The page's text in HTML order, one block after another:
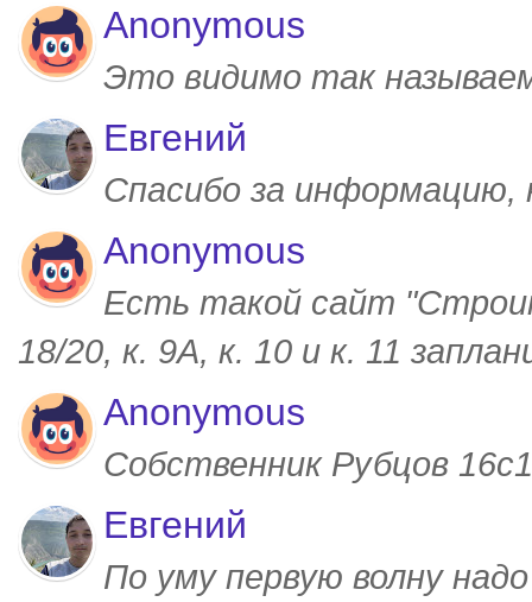
Anonymous
Это видимо так
Евгений
Спасибо за
Anonymous
Есть такой сайт
18/20, к. 9А, к. 10 и к. 11
Anonymous
Собственник Рубцов
Евгений
По уму первую волну